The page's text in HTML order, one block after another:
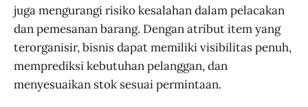
juga mengurangi risiko kesalahan dalam pelacakan
dan pemesanan barang. Dengan atribut item yang
terorganisir, bisnis dapat memiliki visibilitas penuh,
memprediksi kebutuhan pelanggan, dan
menyesuaikan stok sesuai permintaan.